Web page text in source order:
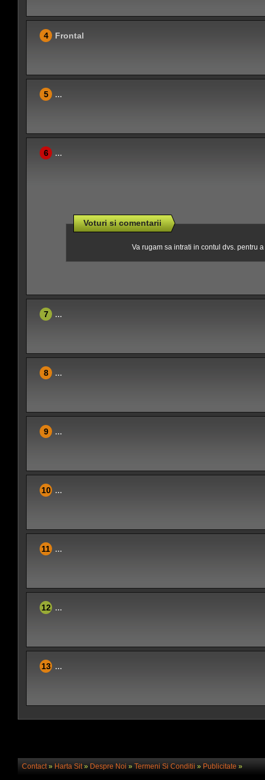
4 Frontal
5 ...
6 ...
Voturi si comentarii
Va rugam sa intrati in contul dvs. pentru
7 ...
8 ...
9 ...
10 ...
11 ...
12 ...
13 ...
Contact» Harta Sit» Despre Noi » Termeni Si Conditii » Publicitate»